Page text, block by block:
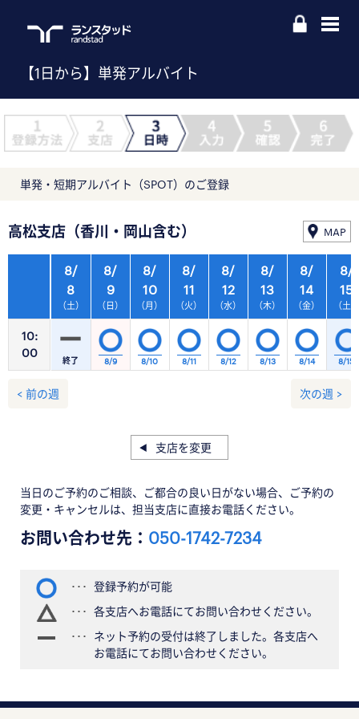
【1日から】単発アルバイト
単発・短期アルバイト（SPOT）のご登録
高松支店（香川・岡山含む） MAP
10:
00
8/
8
（土）
8/
9
（日）
8/
10
（月）
8/
11
（火）
8/
12
（水）
8/
13
（木）
8/
14
（金）
終了 8/9 8/10 8/11 8/12 8/13 8/14
8/
15
（土）
8/15
< 前の週 次の週 >
支店を変更
当日のご予約のご相談、ご都合の良い日がない場合、ご予約の
変更・キャンセルは、担当支店に直接お電話ください。
お問い合わせ先： 050-1742-7234
登録予約が可能
各支店へお電話にてお問い合わせください。
ネット予約の受付は終了しました。各支店へ
お電話にてお問い合わせください。